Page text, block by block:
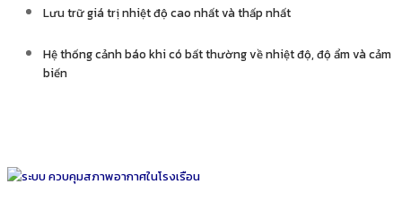
Lưu trữ giá trị nhiệt độ cao nhất và thấp nhất
Hệ thống cảnh báo khi có bất thường về nhiệt độ, độ ẩm và cảm
biến